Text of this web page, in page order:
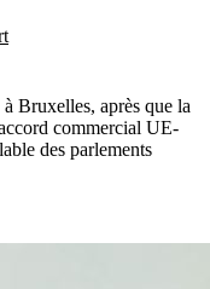
Bruxelles, après que la
commercial UE-
des parlements